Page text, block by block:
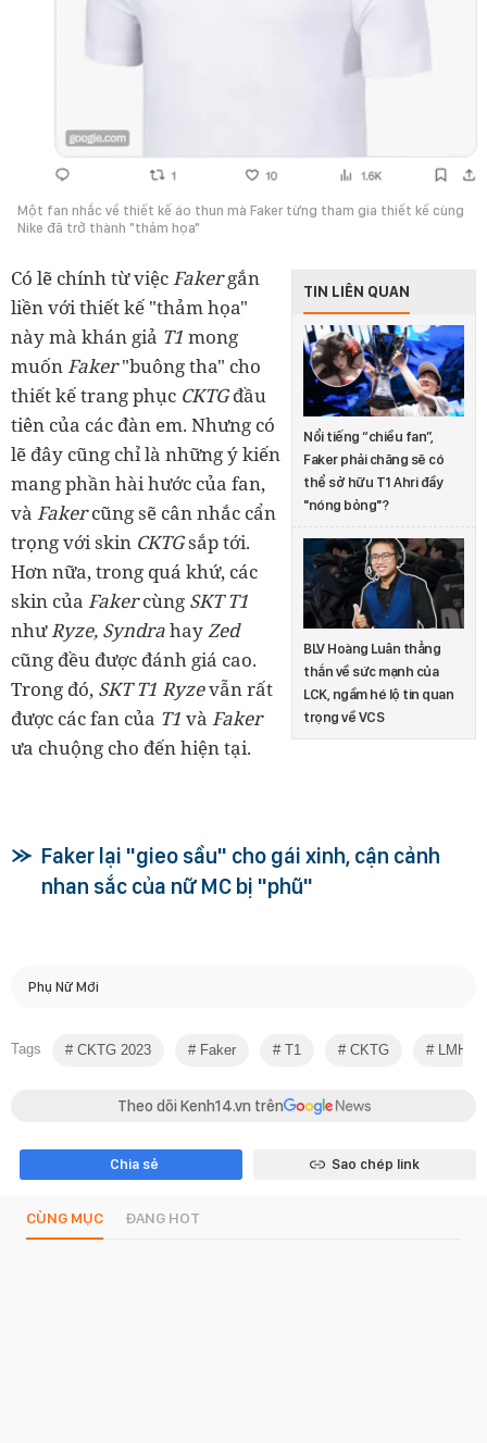
Một fan nhắc về thiết kế áo thun mà Faker từng tham gia thiết kế cùng
Nike đã trở thành "thảm họa"
TIN LIÊN QUAN
Nổi tiếng “chiều fan”,
Faker phải chăng sẽ có
thể sở hữu T1 Ahri đầy
"nóng bỏng"?
BLV Hoàng Luân thẳng
thắn về sức mạnh của
LCK, ngầm hé lộ tin quan
trọng về VCS
Có lẽ chính từ việcFakergắn
liền với thiết kế "thảm họa"
này mà khán giả T1 mong
muốnFaker"buông tha" cho
thiết kế trang phục CKTGđầu
tiên của các đàn em. Nhưng có
lẽ đây cũng chỉ là những ý kiến
mang phần hài hước của fan,
và Fakercũng sẽ cân nhắc cẩn
trọng với skin CKTGsắp tới.
Hơn nữa, trong quá khứ, các
skin của Fakercùng SKT T1
nhưRyze, SyndrahayZed
cũng đều được đánh giá cao.
Trong đó, SKT T1 Ryzevẫn rất
được các fan của T1 và Faker
ưa chuộng cho đến hiện tại.
Faker lại "gieo sầu" cho gái xinh, cận cảnh
nhan sắc của nữ MC bị "phũ"
Phụ Nữ Mới
Tags CKTG 2023 Faker T1 CKTG LMHT
Theo dõi Kenh14.vn trên
Chia sẻ Sao chép link
CÙNG MỤC ĐANG HOT